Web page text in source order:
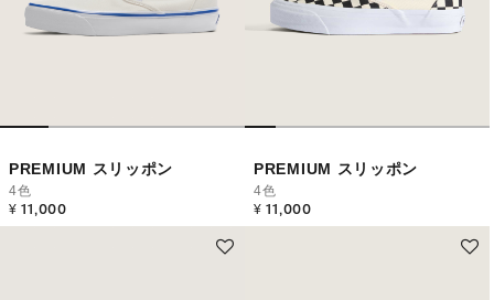
PREMIUM スリッポン
4色
¥ 11,000
PREMIUM スリッポン
4色
¥ 11,000